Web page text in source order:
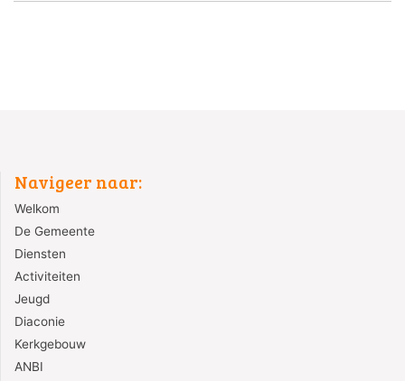
Navigeer naar:
Welkom
De Gemeente
Diensten
Activiteiten
Jeugd
Diaconie
Kerkgebouw
ANBI